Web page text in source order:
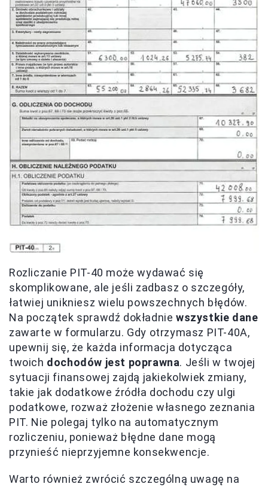
Rozliczanie PIT-40 może wydawać się
skomplikowane, ale jeśli zadbasz o szczegóły,
łatwiej unikniesz wielu powszechnych błędów.
Na początek sprawdź dokładnie wszystkie dane
zawarte w formularzu. Gdy otrzymasz PIT-40A,
upewnij się, że każda informacja dotycząca
twoich dochodów jest poprawna. Jeśli w twojej
sytuacji finansowej zajdą jakiekolwiek zmiany,
takie jak dodatkowe źródła dochodu czy ulgi
podatkowe, rozważ złożenie własnego zeznania
PIT. Nie polegaj tylko na automatycznym
rozliczeniu, ponieważ błędne dane mogą
przynieść nieprzyjemne konsekwencje.
Warto również zwrócić szczególną uwagę na